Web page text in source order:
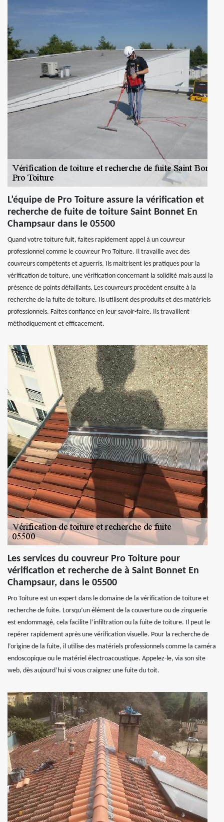
L’équipe de Pro Toiture assure la vérification et
recherche de fuite de toiture Saint Bonnet En
Champsaur dans le 05500
Quand votre toiture fuit, faites rapidement appel à un couvreur
professionnel comme le couvreur Pro Toiture. Il travaille avec des
couvreurs compétents et aguerris. Ils maitrisent les pratiques pour la
vérification de toiture, une vérification concernant la solidité mais aussi la
présence de points défaillants. Les couvreurs procèdent ensuite à la
recherche de la fuite de toiture. Ils utilisent des produits et des matériels
professionnels. Faites confiance en leur savoir-faire. Ils travaillent
méthodiquement et efficacement.
Les services du couvreur Pro Toiture pour
vérification et recherche de à Saint Bonnet En
Champsaur, dans le 05500
Pro Toiture est un expert dans le domaine de la vérification de toiture et
recherche de fuite. Lorsqu’un élément de la couverture ou de zinguerie
est endommagé, cela facilite l’infiltration ou la fuite de toiture. Il peut le
repérer rapidement après une vérification visuelle. Pour la recherche de
l’origine de la fuite, il utilise des matériels professionnels comme la caméra
endoscopique ou le matériel électroacoustique. Appelez-le, via son site
web, dès aujourd’hui si vous craignez une fuite du toit.